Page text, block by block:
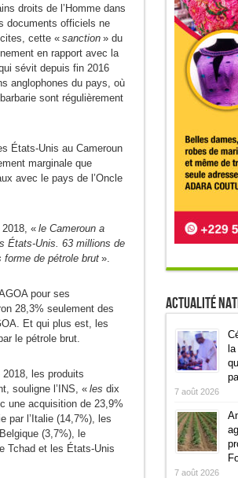
droits de l’Homme dans
documents officiels ne
cette « sanction» du
en rapport avec la
sévit depuis fin 2016
anglophones du pays, où
sont régulièrement
États-Unis au Cameroun
marginale que
avec le pays de l’Oncle
«le Cameroun a
États-Unis. 63 millions de
forme de pétrole brut ».
pour ses
28,3% seulement des
Et qui plus est, les
le pétrole brut.
2018, les produits
souligne l’INS, « les dix
une acquisition de 23,9%
par l’Italie (14,7%), les
(3,7%), le
Tchad et les États-Unis
Actualité
la
7 août 2026
7 août 2026